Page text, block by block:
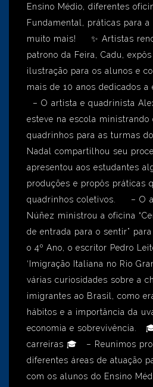
Ensino Médio, diferentes
Fundamental, práticas para
muito mais! ✨ Artistas
patrono da Feira, Cadu,
ilustração para os alunos e
mais de 10 anos dedicados
– O artista e quadrinista
esteve na escola ministrando
quadrinhos para as turmas do
Nadal compartilhou seu
apresentou aos estudantes
produções e propôs práticas
quadrinhos coletivos. – O
Núñez ministrou a oficina
de entrada para o sentir”
o 4º Ano, o escritor Pedro
‘Imigração Italiana no Rio
várias curiosidades sobre a
imigrantes ao Brasil, como
hábitos e a importância da
economia e sobrevivência.
carreiras ​🎓 – Reunimos
diferentes áreas de atuação
com os alunos do Ensino